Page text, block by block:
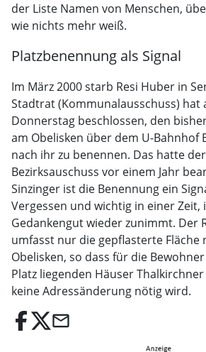
der Liste Namen von Menschen,
wie nichts mehr weiß.
Platzbenennung als Signal
Im März 2000 starb Resi Huber in
Stadtrat (Kommunalausschuss) hat
Donnerstag beschlossen, den
am Obelisken über dem U-
nach ihr zu benennen. Das hatte
Bezirksauschuss vor einem Jahr
Sinzinger ist die Benennung ein
Vergessen und wichtig in einer Zeit,
Gedankengut wieder zunimmt. Der
umfasst nur die gepflasterte Fläche
Obelisken, so dass für die
Platz liegenden Häuser
keine Adressänderung nötig wird.
email